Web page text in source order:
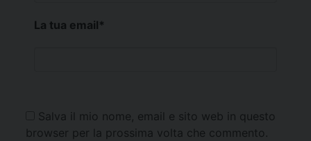
La tua email*
Salva il mio nome, email e sito web in questo
browser per la prossima volta che commento.